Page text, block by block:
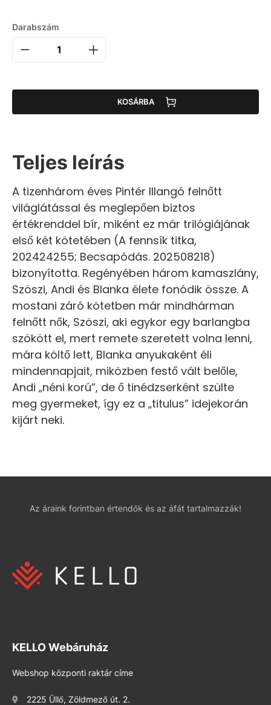
Darabszám
KOSÁRBA
Teljes leírás
A tizenhárom éves Pintér Illangó felnőtt
világlátással és meglepően biztos
értékrenddel bír, miként ez már trilógiájának
első két kötetében (A fennsík titka,
202424255; Becsapódás. 202508218)
bizonyította. Regényében három kamaszlány,
Szöszi, Andi és Blanka élete fonódik össze. A
mostani záró kötetben már mindhárman
felnőtt nők, Szöszi, aki egykor egy barlangba
szökött el, mert remete szeretett volna lenni,
mára költő lett, Blanka anyukaként éli
mindennapjait, miközben festő vált belőle,
Andi „néni korú”, de ő tinédzserként szülte
meg gyermeket, így ez a „titulus” idejekorán
kijárt neki.
Az áraink forintban értendők és az áfát tartalmazzák!
KELLO Webáruház
Webshop központi raktár címe
2225 Üllő, Zöldmező út. 2.